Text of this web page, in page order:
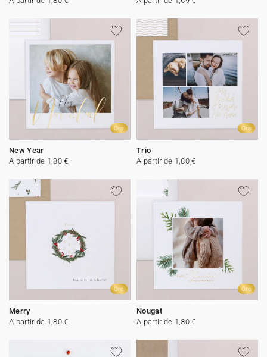
Oro
New Year
A partir de 1,80 €
Oro
Trio
A partir de 1,80 €
Oro
Merry
A partir de 1,80 €
Oro
Nougat
A partir de 1,80 €